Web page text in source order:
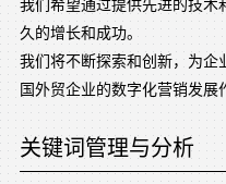
久的增长和成功。
我们将不断探索和创新，为
国外贸企业的数字化营销发展
关键词管理与分析